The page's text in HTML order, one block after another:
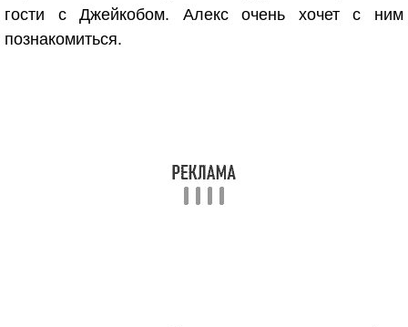
гости с Джейкобом. Алекс очень хочет с ним
познакомиться.